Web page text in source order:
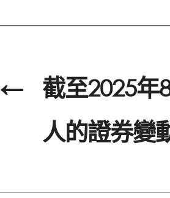
←
截至2025年
人的證券變